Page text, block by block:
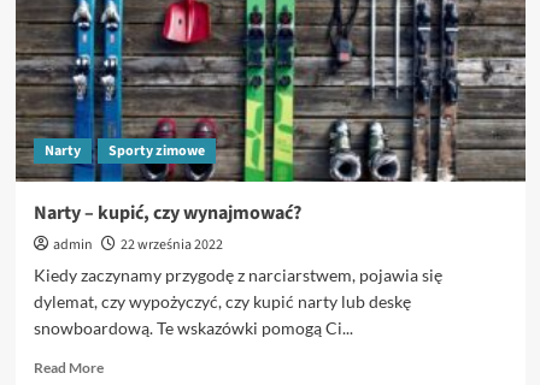
Narty Sporty zimowe
Narty – kupić, czy wynajmować?
admin
22 września 2022
Kiedy zaczynamy przygodę z narciarstwem, pojawia się
dylemat, czy wypożyczyć, czy kupić narty lub deskę
snowboardową. Te wskazówki pomogą Ci...
Read MoreRead